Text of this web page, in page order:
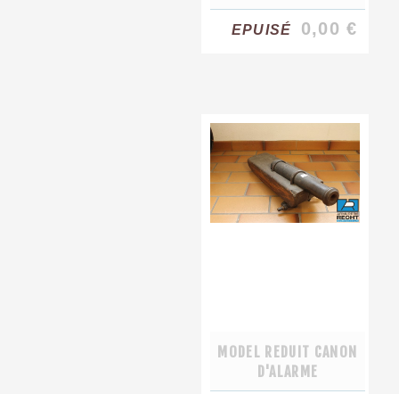
EPUISÉ 0,00 €
MODEL REDUIT CANON
D'ALARME